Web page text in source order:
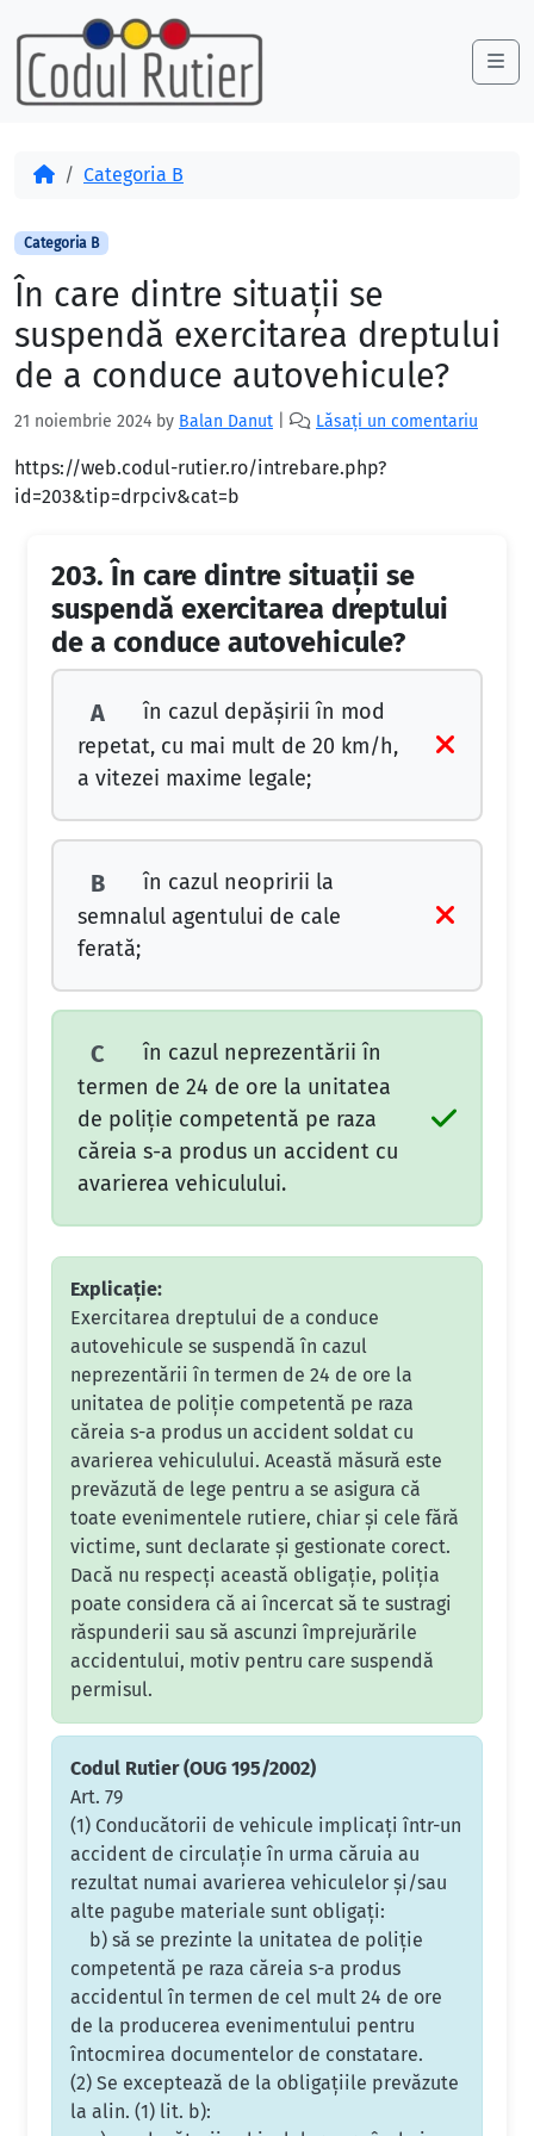
Skip to content
Skip to footer
AcasăCategoria B
Categoria B
În care dintre situaţii se
suspendă exercitarea dreptului
de a conduce autovehicule?
21 noiembrie 2024 by Balan Danut Lăsați un comentariu
https://web.codul-rutier.ro/intrebare.php?
id=203&tip=drpciv&cat=b
203. În care dintre situaţii se
suspendă exercitarea dreptului
de a conduce autovehicule?
A
în cazul depăşirii în mod
repetat, cu mai mult de 20 km/h,
a vitezei maxime legale;
B
în cazul neopririi la
semnalul agentului de cale
ferată;
C
în cazul neprezentării în
termen de 24 de ore la unitatea
de poliţie competentă pe raza
căreia s-a produs un accident cu
avarierea vehiculului.
Explicație:
Exercitarea dreptului de a conduce
autovehicule se suspendă în cazul
neprezentării în termen de 24 de ore la
unitatea de poliție competentă pe raza
căreia s-a produs un accident soldat cu
avarierea vehiculului. Această măsură este
prevăzută de lege pentru a se asigura că
toate evenimentele rutiere, chiar și cele fără
victime, sunt declarate și gestionate corect.
Dacă nu respecți această obligație, poliția
poate considera că ai încercat să te sustragi
răspunderii sau să ascunzi împrejurările
accidentului, motiv pentru care suspendă
permisul.
Codul Rutier (OUG 195/2002)
Art. 79
(1) Conducătorii de vehicule implicaţi într-un
accident de circulaţie în urma căruia au
rezultat numai avarierea vehiculelor şi/sau
alte pagube materiale sunt obligaţi:
b) să se prezinte la unitatea de poliţie
competentă pe raza căreia s-a produs
accidentul în termen de cel mult 24 de ore
de la producerea evenimentului pentru
întocmirea documentelor de constatare.
(2) Se exceptează de la obligaţiile prevăzute
la alin. (1) lit. b):